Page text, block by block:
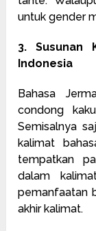
untuk gender
3. Susunan
Indonesia
Bahasa
condong
Semisalnya
kalimat
tempatkan
dalam
pemanfaatan
akhir kalimat.